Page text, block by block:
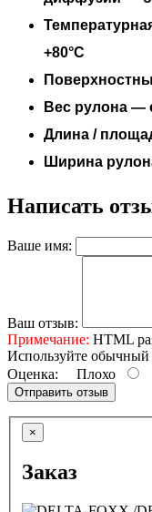
+80°C
Вес рулона —
Длина /
Ширина
Написать
Ваше имя:
Ваш отзыв:
Примечание: HTML
Используйте обычный
Оценка: Плохо
Отправить отзыв
×
Заказ